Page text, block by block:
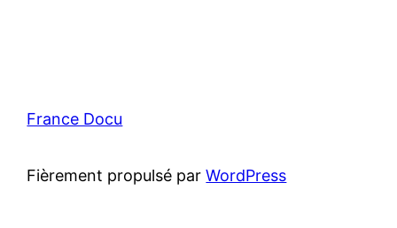
France Docu
Fièrement propulsé parWordPress